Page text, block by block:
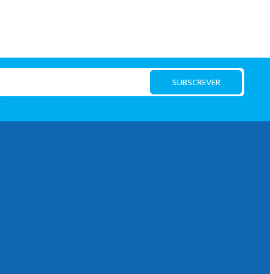
SUBSCREVER